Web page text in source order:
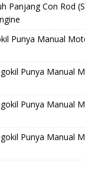
Panjang Con Rod
Punya Manual
Punya Manual
Punya Manual
Punya Manual